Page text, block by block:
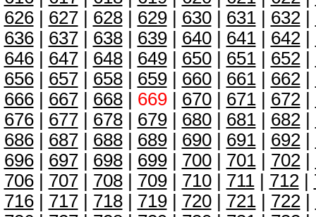
626| 627| 628| 629| 630| 631| 632|
636| 637| 638| 639| 640| 641| 642|
646| 647| 648| 649| 650| 651| 652|
656| 657| 658| 659| 660| 661| 662|
666| 667| 668| 669| 670| 671| 672|
676| 677| 678| 679| 680| 681| 682|
686| 687| 688| 689| 690| 691| 692|
696| 697| 698| 699| 700| 701| 702|
706| 707| 708| 709| 710| 711| 712|
716| 717| 718| 719| 720| 721| 722|